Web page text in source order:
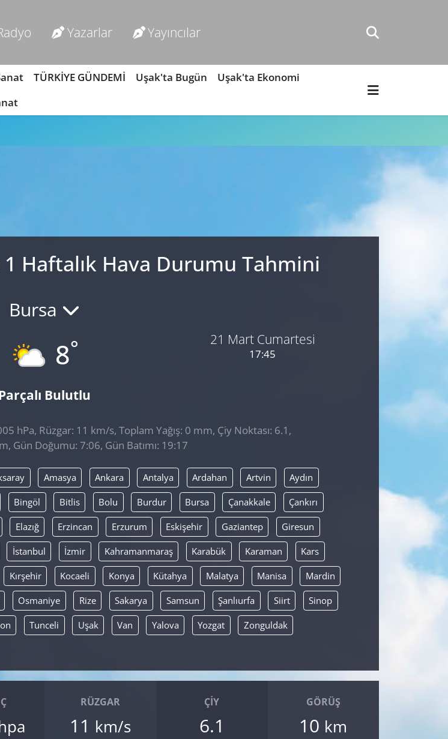
Yazarlar Yayıncılar
TÜRKİYE GÜNDEMİ Uşak'ta Bugün
Uşak'ta Ekonomi
1 Haftalık Hava Durumu Tahmini
Bursa
8°
Parçalı Bulutlu
21 Mart Cumartesi
17:45
hPa, Rüzgar: 11 km/s, Toplam Yağış: 0 mm, Çiy Noktası: 6.1,
Gün Doğumu: 7:06, Gün Batımı: 19:17
Amasya Ankara Antalya Ardahan Artvin Aydın
Bingöl Bitlis Bolu Burdur Bursa Çanakkale Çankırı
Elazığ Erzincan Erzurum Eskişehir Gaziantep Giresun
İstanbul İzmir Kahramanmaraş Karabük Karaman Kars
Kırşehir Kocaeli Konya Kütahya Malatya Manisa Mardin
Osmaniye Rize Sakarya Samsun Şanlıurfa Siirt Sinop
Tunceli Uşak Van Yalova Yozgat Zonguldak
RÜZGAR
11 km/s
ÇIY
6.1
GÖRÜŞ
10 km